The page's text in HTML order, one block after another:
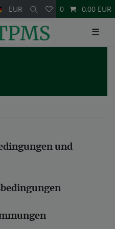
EUR 0 0,00 EUR
☰
und